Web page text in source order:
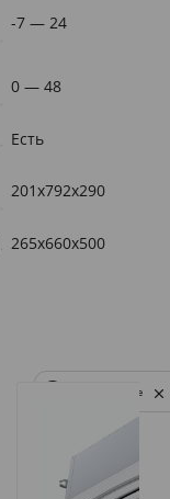
-7 — 24
0 — 48
Есть
201x792x290
265x660x500
Privacy notice